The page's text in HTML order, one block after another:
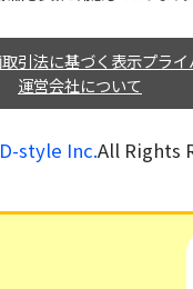
引法に基づく表示プラ
運営会社について
D-style Inc.All Rights